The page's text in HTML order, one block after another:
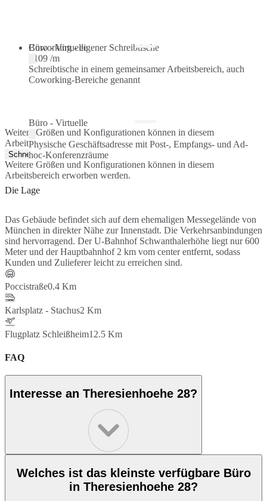
Coworking - eigener Schreibtische
Schreibtische in einem gemeinsamer Arbeitsbereich, auch
Coworking-Bereiche genannt
Büro - Virtuelle
€109 /m
Büro - Virtuelle
Physische Geschäftsadresse mit Post-, Empfangs- und Ad-
hoc-Konferenzräume
Weitere Größen und Konfigurationen können in diesem
Arbeitsbereich erworben werden.
Schnellangebot
Weitere Größen und Konfigurationen können in diesem
Arbeitsbereich erworben werden.
Die Lage
Das Gebäude befindet sich auf dem ehemaligen Messegelände von
München in direkter Nähe zur Innenstadt. Die Verkehrsanbindungen
sind hervorragend. Der U-Bahnhof Schwanthalerhöhe liegt nur 600
Meter und der Hauptbahnhof 2 km vom center entfernt, sodass
Kunden und Zulieferer leicht zu erreichen sind.
Poccistraße0.4 Km
Karlsplatz - Stachus2 Km
Flugplatz Schleißheim12.5 Km
FAQ
Interesse an Theresienhoehe 28?
Welches ist das kleinste verfügbare Büro
in Theresienhoehe 28?